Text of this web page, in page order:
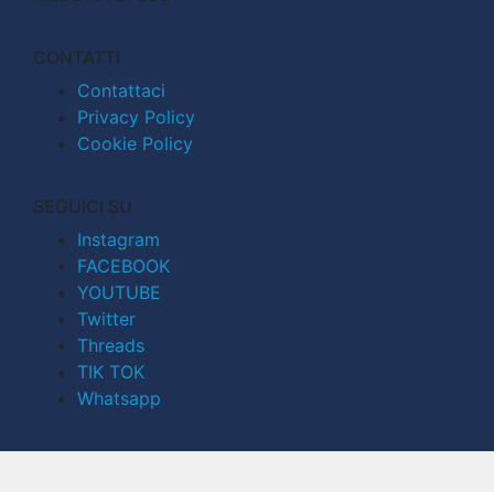
CONTATTI
Contattaci
Privacy Policy
Cookie Policy
SEGUICI SU
Instagram
FACEBOOK
YOUTUBE
Twitter
Threads
TIK TOK
Whatsapp